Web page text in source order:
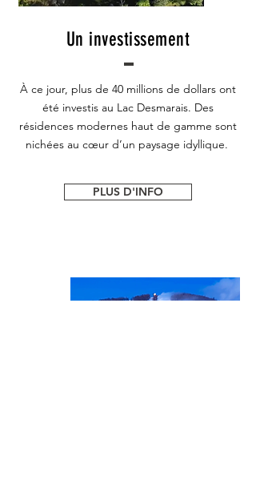
Un investissement
À ce jour, plus de 40 millions de dollars ont
été investis au Lac Desmarais. Des
résidences modernes haut de gamme sont
nichées au cœur d’un paysage idyllique.
PLUS D'INFO